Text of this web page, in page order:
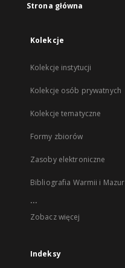
Strona główna
Kolekcje
Kolekcje instytucji
Kolekcje osób prywatnych
Kolekcje tematyczne
Formy zbiorów
Zasoby elektroniczne
Bibliografia Warmii i Mazur
...
Zobacz więcej
Indeksy